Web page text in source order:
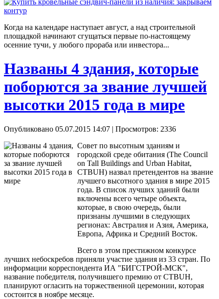
Когда на календаре наступает август, а над строительной
площадкой начинают сгущаться первые по-настоящему
осенние тучи, у любого прораба или инвестора...
Названы 4 здания, которые
поборются за звание лучшей
высотки 2015 года в мире
Опубликовано 05.07.2015 14:07 | Просмотров: 2336
Совет по высотным зданиям и
городской среде обитания (The Council
on Tall Buildings and Urban Habitat,
CTBUH) назвал претендентов на звание
лучшего высотного здания в мире 2015
года. В список лучших зданий были
включены всего четыре объекта,
которые, в свою очередь, были
признаны лучшими в следующих
регионах: Австралия и Азия, Америка,
Европа, Африка и Средний Восток.
Всего в этом престижном конкурсе
лучших небоскребов приняли участие здания из 33 стран. По
информации корреспондента ИА "БИГСТРОЙ-МСК",
название победителя, получившего премию от CTBUH,
планируют огласить на торжественной церемонии, которая
состоится в ноябре месяце.